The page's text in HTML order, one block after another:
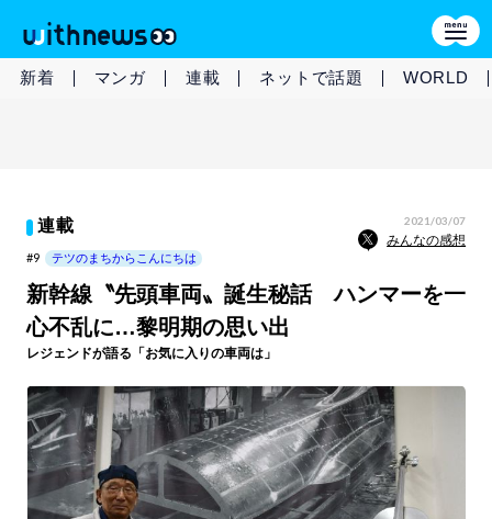
新着 マンガ 連載 ネットで話題 WORLD
連載 2021/03/07
みんなの感想
#9 テツのまちからこんにちは
新幹線〝先頭車両〟誕生秘話 ハンマーを一
心不乱に…黎明期の思い出
レジェンドが語る「お気に入りの車両は」